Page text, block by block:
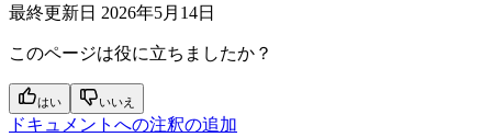
最終更新日 2026年5月14日
このページは役に立ちましたか？
はい いいえ
ドキュメントへの注釈の追加